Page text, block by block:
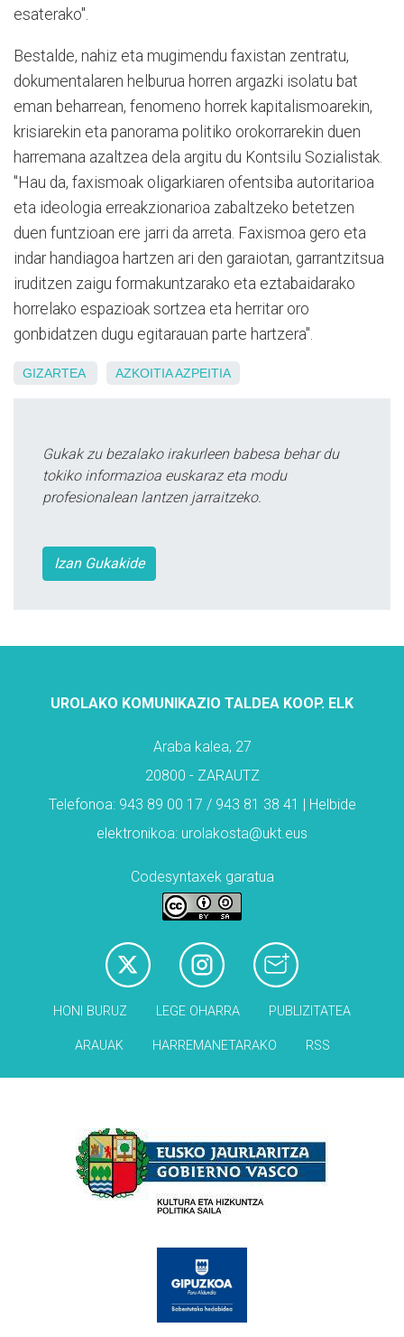
esaterako".
Bestalde, nahiz eta mugimendu faxistan zentratu,
dokumentalaren helburua horren argazki isolatu bat
eman beharrean, fenomeno horrek kapitalismoarekin,
krisiarekin eta panorama politiko orokorrarekin duen
harremana azaltzea dela argitu du Kontsilu Sozialistak.
"Hau da, faxismoak oligarkiaren ofentsiba autoritarioa
eta ideologia erreakzionarioa zabaltzeko betetzen
duen funtzioan ere jarri da arreta. Faxismoa gero eta
indar handiagoa hartzen ari den garaiotan, garrantzitsua
iruditzen zaigu formakuntzarako eta eztabaidarako
horrelako espazioak sortzea eta herritar oro
gonbidatzen dugu egitarauan parte hartzera".
GIZARTEA AZKOITIAAZPEITIA
Gukak zu bezalako irakurleen babesa behar du
tokiko informazioa euskaraz eta modu
profesionalean lantzen jarraitzeko.
Izan Gukakide
UROLAKO KOMUNIKAZIO TALDEA KOOP. ELK
Araba kalea, 27
20800 - ZARAUTZ
Telefonoa: 943 89 00 17 / 943 81 38 41 | Helbide
elektronikoa: urolakosta@ukt.eus
Codesyntaxek garatua
HONI BURUZ LEGE OHARRA PUBLIZITATEA
ARAUAK HARREMANETARAKO RSS